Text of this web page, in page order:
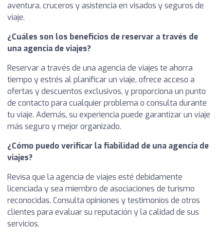
aventura, cruceros y asistencia en visados y seguros de
viaje.
¿Cuáles son los beneficios de reservar a través de
una agencia de viajes?
Reservar a través de una agencia de viajes te ahorra
tiempo y estrés al planificar un viaje, ofrece acceso a
ofertas y descuentos exclusivos, y proporciona un punto
de contacto para cualquier problema o consulta durante
tu viaje. Además, su experiencia puede garantizar un viaje
más seguro y mejor organizado.
¿Cómo puedo verificar la fiabilidad de una agencia de
viajes?
Revisa que la agencia de viajes esté debidamente
licenciada y sea miembro de asociaciones de turismo
reconocidas. Consulta opiniones y testimonios de otros
clientes para evaluar su reputación y la calidad de sus
servicios.